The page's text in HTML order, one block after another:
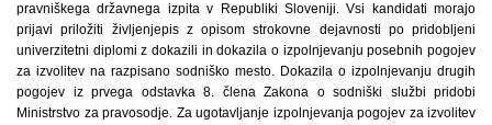
pravniškega državnega izpita v Republiki Sloveniji. Vsi kandidati morajo
prijavi priložiti življenjepis z opisom strokovne dejavnosti po pridobljeni
univerzitetni diplomi z dokazili in dokazila o izpolnjevanju posebnih pogojev
za izvolitev na razpisano sodniško mesto. Dokazila o izpolnjevanju drugih
pogojev iz prvega odstavka 8. člena Zakona o sodniški službi pridobi
Ministrstvo za pravosodje. Za ugotavljanje izpolnjevanja pogojev za izvolitev